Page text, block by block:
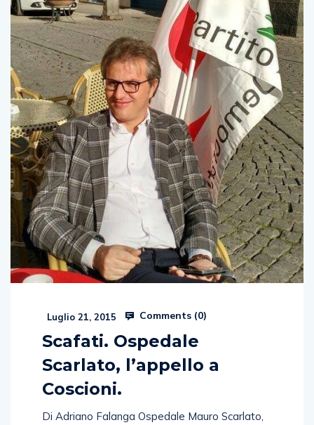
Luglio 21, 2015 Comments (0)
Scafati. Ospedale
Scarlato, l’appello a
Coscioni.
Di Adriano Falanga Ospedale Mauro Scarlato,